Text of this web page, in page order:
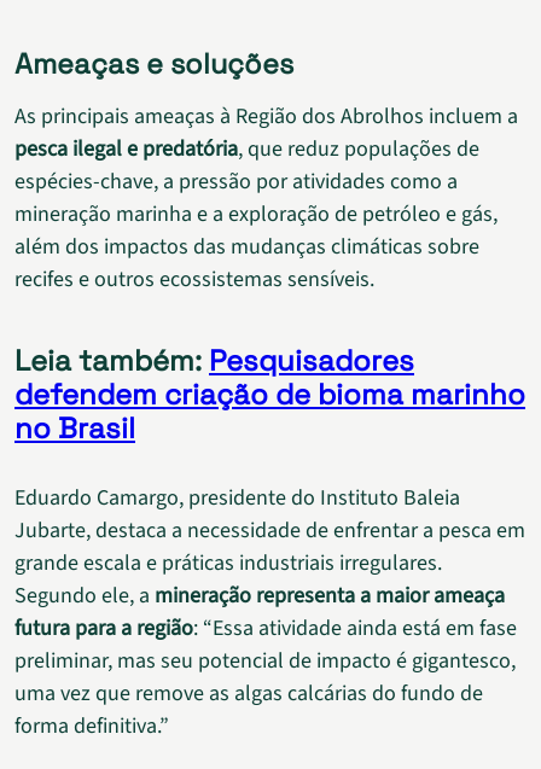
Ameaças e soluções
As principais ameaças à Região dos Abrolhos incluem a
pesca ilegal e predatória, que reduz populações de
espécies-chave, a pressão por atividades como a
mineração marinha e a exploração de petróleo e gás,
além dos impactos das mudanças climáticas sobre
recifes e outros ecossistemas sensíveis.
Leia também: Pesquisadores
defendem criação de bioma marinho
no Brasil
Eduardo Camargo, presidente do Instituto Baleia
Jubarte, destaca a necessidade de enfrentar a pesca em
grande escala e práticas industriais irregulares.
Segundo ele, a mineração representa a maior ameaça
futura para a região: “Essa atividade ainda está em fase
preliminar, mas seu potencial de impacto é gigantesco,
uma vez que remove as algas calcárias do fundo de
forma definitiva.”